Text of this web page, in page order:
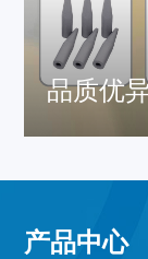
品质优
密度均匀，定
产品中心